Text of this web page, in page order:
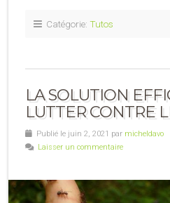
Catégorie: Tutos
LA SOLUTION
LUTTER CONTRE
Publié le juin 2, 2021 par micheldavo
Laisser un commentaire